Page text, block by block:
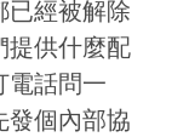
已經被解除
提供什麼配
電話問一
發個內部協